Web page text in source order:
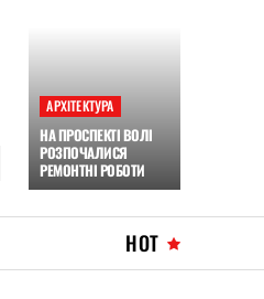
АРХІТЕКТУРА
НА ПРОСПЕКТІ ВОЛІ
РОЗПОЧАЛИСЯ
РЕМОНТНІ РОБОТИ
HOT